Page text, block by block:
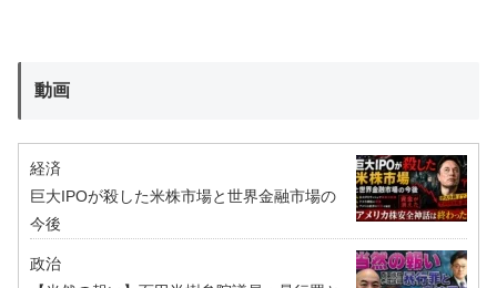
動画
経済
巨大IPOが殺した米株市場と世界金融市場の
今後
政治